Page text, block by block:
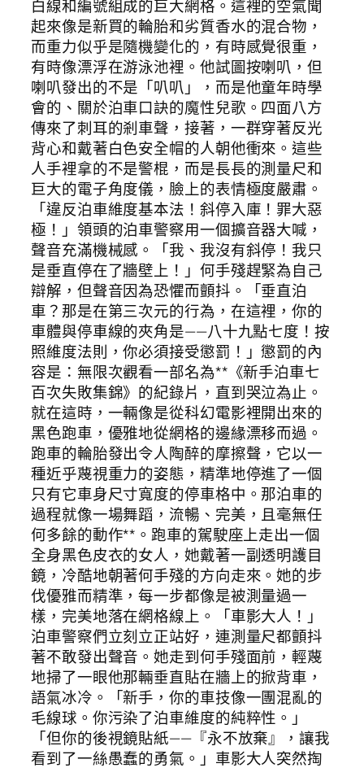
白線和編號組成的巨大網格。這裡的空氣聞
起來像是新買的輪胎和劣質香水的混合物，
而重力似乎是隨機變化的，有時感覺很重，
有時像漂浮在游泳池裡。他試圖按喇叭，但
喇叭發出的不是「叭叭」，而是他童年時學
會的、關於泊車口訣的魔性兒歌。四面八方
傳來了刺耳的剎車聲，接著，一群穿著反光
背心和戴著白色安全帽的人朝他衝來。這些
人手裡拿的不是警棍，而是長長的測量尺和
巨大的電子角度儀，臉上的表情極度嚴肅。
「違反泊車維度基本法！斜停入庫！罪大惡
極！」領頭的泊車警察用一個擴音器大喊，
聲音充滿機械感。「我、我沒有斜停！我只
是垂直停在了牆壁上！」何手殘趕緊為自己
辯解，但聲音因為恐懼而顫抖。「垂直泊
車？那是在第三次元的行為，在這裡，你的
車體與停車線的夾角是——八十九點七度！按
照維度法則，你必須接受懲罰！」懲罰的內
容是：無限次觀看一部名為**《新手泊車七
百次失敗集錦》的紀錄片，直到哭泣為止。
就在這時，一輛像是從科幻電影裡開出來的
黑色跑車，優雅地從網格的邊緣漂移而過。
跑車的輪胎發出令人陶醉的摩擦聲，它以一
種近乎蔑視重力的姿態，精準地停進了一個
只有它車身尺寸寬度的停車格中。那泊車的
過程就像一場舞蹈，流暢、完美，且毫無任
何多餘的動作**。跑車的駕駛座上走出一個
全身黑色皮衣的女人，她戴著一副透明護目
鏡，冷酷地朝著何手殘的方向走來。她的步
伐優雅而精準，每一步都像是被測量過一
樣，完美地落在網格線上。「車影大人！」
泊車警察們立刻立正站好，連測量尺都顫抖
著不敢發出聲音。她走到何手殘面前，輕蔑
地掃了一眼他那輛垂直貼在牆上的掀背車，
語氣冰冷。「新手，你的車技像一團混亂的
毛線球。你污染了泊車維度的純粹性。」
「但你的後視鏡貼紙——『永不放棄』，讓我
看到了一絲愚蠢的勇氣。」車影大人突然掏